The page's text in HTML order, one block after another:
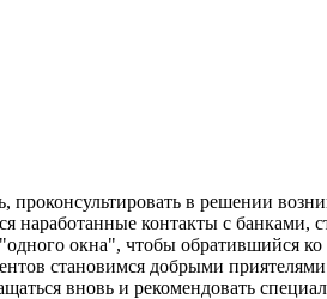
проконсультировать в решении
контакты с банками,
окна", чтобы обратившийся ко
становимся добрыми
вновь и рекомендовать